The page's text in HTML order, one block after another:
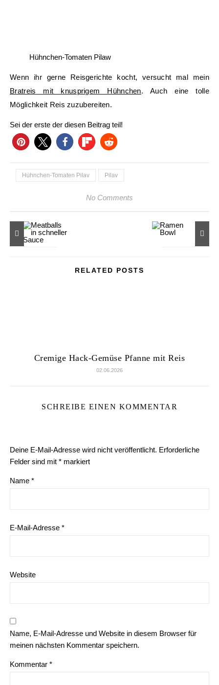
Hühnchen-Tomaten Pilaw
Wenn ihr gerne Reisgerichte kocht, versucht mal mein
Bratreis mit knusprigem Hühnchen. Auch eine tolle
Möglichkeit Reis zuzubereiten.
Sei der erste der diesen Beitrag teil!
Hühnchen-Tomaten Pilav Pilav
No Comments
RELATED POSTS
Cremige Hack-Gemüse Pfanne mit Reis
02.06.2026
SCHREIBE EINEN KOMMENTAR
Deine E-Mail-Adresse wird nicht veröffentlicht. Erforderliche
Felder sind mit * markiert
Name *
E-Mail-Adresse *
Website
Name, E-Mail-Adresse und Website in diesem Browser für
meinen nächsten Kommentar speichern.
Kommentar *